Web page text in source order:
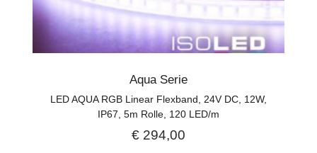
Aqua Serie
LED AQUA RGB Linear Flexband, 24V DC, 12W,
IP67, 5m Rolle, 120 LED/m
€294,00